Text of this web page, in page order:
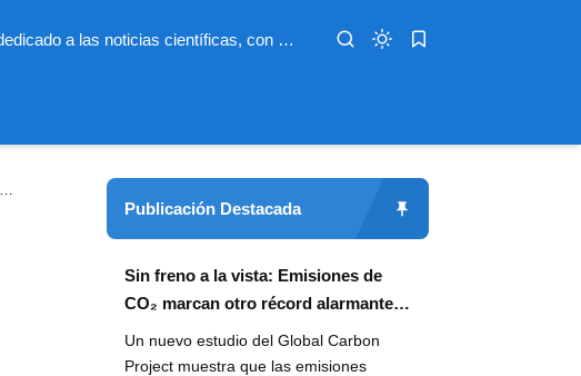
Infoterio es un medio digital dedicado a las noticias científicas, con artículos extensos y bien documentados sobre salud, medioambiente, tecnología, espacio, psicología, evolución y más. Nuestro objetivo es hacer accesible el conocimiento científico a lectores de habla hispana en todo el mundo, con información actualizada, fuentes confiables y explicaciones claras que conectan la ciencia con la vida cotidiana.
Publicación Destacada
Sin freno a la vista: Emisiones de
CO₂ marcan otro récord alarmante
en 2024
Un nuevo estudio del Global Carbon
Project muestra que las emisiones